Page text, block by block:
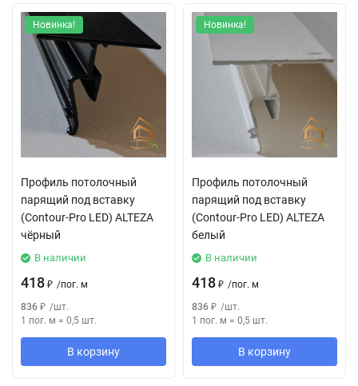
Новинка!
Профиль потолочный
парящий под вставку
(Contour-Pro LED) ALTEZA
чёрный
В наличии
418 ₽ /пог. м
836 ₽ /шт.
1 пог. м = 0,5 шт.
В корзину
Новинка!
Профиль потолочный
парящий под вставку
(Contour-Pro LED) ALTEZA
белый
В наличии
418 ₽ /пог. м
836 ₽ /шт.
1 пог. м = 0,5 шт.
В корзину